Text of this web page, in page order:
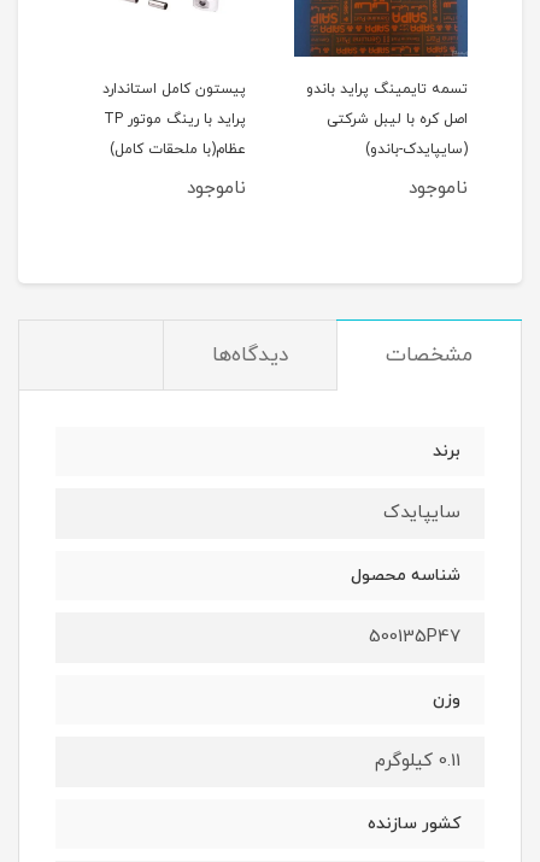
تسمه تایمینگ پراید باندو
اصل کره با لیبل شرکتی
(سایپایدک-باندو)
ناموجود
پیستون کامل استاندارد
پراید با رینگ موتور TP
عظام(با ملحقات کامل)
ناموجود
مشخصات دیدگاه‌ها
برند
سایپایدک
شناسه محصول
500135P47
وزن
0.11 کیلوگرم
کشور سازنده